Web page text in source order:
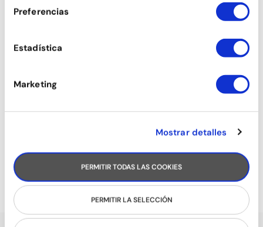
Preferencias
Estadística
Marketing
Mostrar detalles
PERMITIR TODAS LAS COOKIES
PERMITIR LA SELECCIÓN
COMERCIAL DANCE